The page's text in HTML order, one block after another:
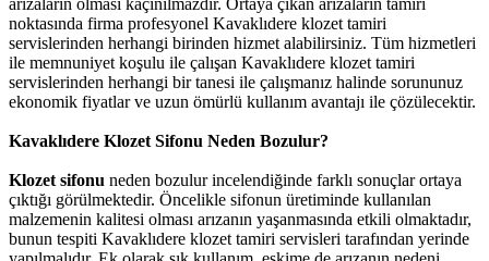
noktasında firma profesyonel Kavaklıdere klozet tamiri
servislerinden herhangi birinden hizmet alabilirsiniz. Tüm hizmetleri
ile memnuniyet koşulu ile çalışan Kavaklıdere klozet tamiri
servislerinden herhangi bir tanesi ile çalışmanız halinde sorununuz
ekonomik fiyatlar ve uzun ömürlü kullanım avantajı ile çözülecektir.
Kavaklıdere Klozet Sifonu Neden Bozulur?
Klozet sifonu neden bozulur incelendiğinde farklı sonuçlar ortaya
çıktığı görülmektedir. Öncelikle sifonun üretiminde kullanılan
malzemenin kalitesi olması arızanın yaşanmasında etkili olmaktadır,
bunun tespiti Kavaklıdere klozet tamiri servisleri tarafından yerinde